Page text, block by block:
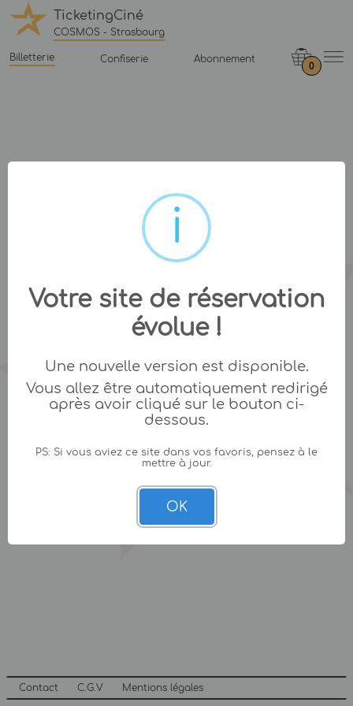
TicketingCiné
COSMOS - Strasbourg
Billetterie Confiserie Abonnement
0
Contact C.G.V Mentions légales
Votre site de réservation
évolue !
Une nouvelle version est disponible.
Vous allez être automatiquement redirigé
après avoir cliqué sur le bouton ci-
dessous.
PS: Si vous aviez ce site dans vos favoris, pensez à le
mettre à jour.
OK